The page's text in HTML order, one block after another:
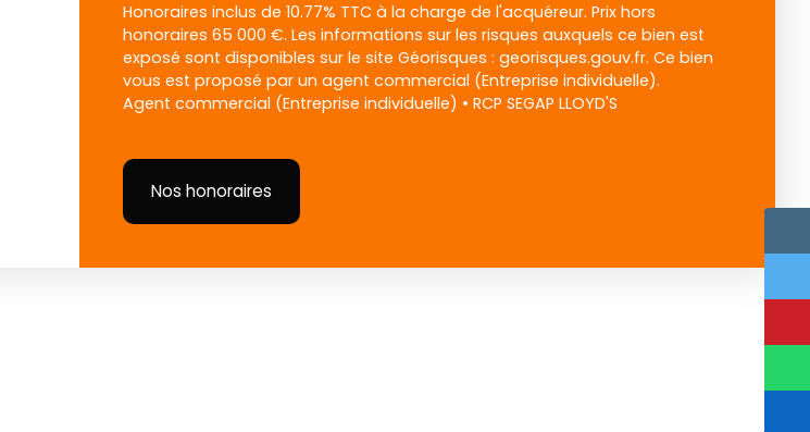
Honoraires inclus de 10.77% TTC à la charge de l'acquéreur. Prix hors
honoraires 65 000 €. Les informations sur les risques auxquels ce bien est
exposé sont disponibles sur le site Géorisques : georisques.gouv.fr. Ce bien
vous est proposé par un agent commercial (Entreprise individuelle).
Agent commercial (Entreprise individuelle) • RCP SEGAP LLOYD'S
Nos honoraires